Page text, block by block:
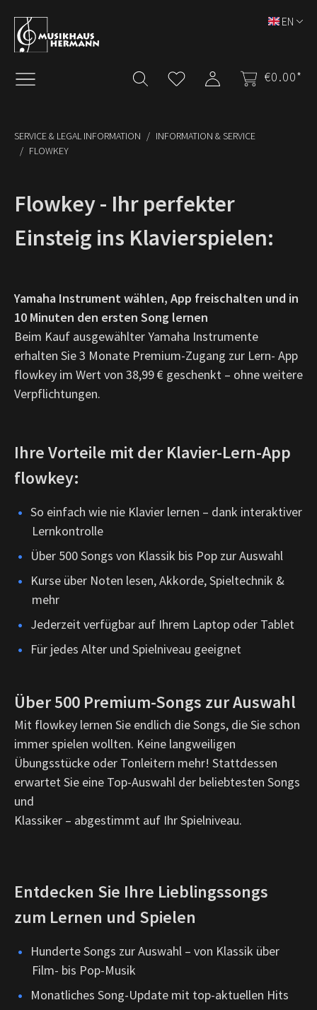
Skip to main content
€0.00*
EN
SERVICE & LEGAL INFORMATION
INFORMATION & SERVICE
FLOWKEY
Flowkey - Ihr perfekter
Einsteig ins Klavierspielen:
Yamaha Instrument wählen, App freischalten und in
10 Minuten den ersten Song lernen
Beim Kauf ausgewählter Yamaha Instrumente
erhalten Sie 3 Monate Premium-Zugang zur Lern- App
flowkey im Wert von 38,99 € geschenkt – ohne weitere
Verpflichtungen.
Ihre Vorteile mit der Klavier-Lern-App
flowkey:
So einfach wie nie Klavier lernen – dank interaktiver
Lernkontrolle
Über 500 Songs von Klassik bis Pop zur Auswahl
Kurse über Noten lesen, Akkorde, Spieltechnik &
mehr
Jederzeit verfügbar auf Ihrem Laptop oder Tablet
Für jedes Alter und Spielniveau geeignet
Über 500 Premium-Songs zur Auswahl
Mit flowkey lernen Sie endlich die Songs, die Sie schon
immer spielen wollten. Keine langweiligen
Übungsstücke oder Tonleitern mehr! Stattdessen
erwartet Sie eine Top-Auswahl der beliebtesten Songs
und
Klassiker – abgestimmt auf Ihr Spielniveau.
Entdecken Sie Ihre Lieblingssongs
zum Lernen und Spielen
Hunderte Songs zur Auswahl – von Klassik über
Film- bis Pop-Musik
Monatliches Song-Update mit top-aktuellen Hits